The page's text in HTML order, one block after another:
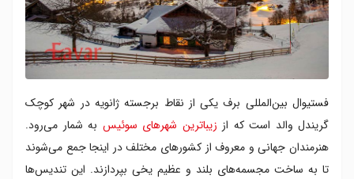
فستیوال بین‌المللی برف یکی از نقاط برجسته ژانویه در شهر کوچک
گریندل والد است که از زیباترین شهر‌های سوئیس به شمار می‌رود.
هنرمندان جهانی و معروف از کشورهای مختلف در اینجا جمع می‌شوند
تا به ساخت مجسمه‌های بلند و عظیم یخی بپردازند. این تندیس‌ها